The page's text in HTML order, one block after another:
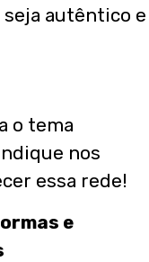
autêntico e
o tema
nos
essa rede!
e